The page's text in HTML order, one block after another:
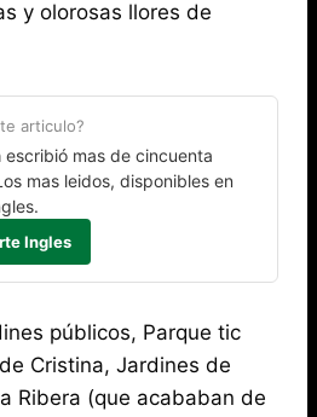
y olorosas llores de
articulo?
escribió mas de cincuenta
mas leidos, disponibles en
Ingles
públicos, Parque tic
Cristina, Jardines de
Ribera (que acababan de